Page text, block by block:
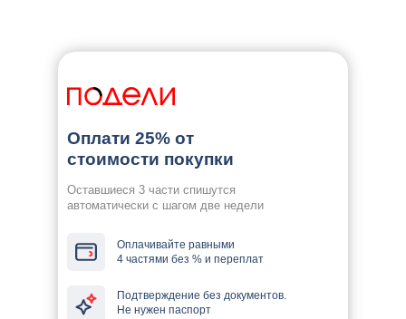
Оплати 25% от
стоимости покупки
Оставшиеся 3 части спишутся
автоматически с шагом две недели
Оплачивайте равными
4 частями без % и переплат
Подтверждение без документов.
Не нужен паспорт